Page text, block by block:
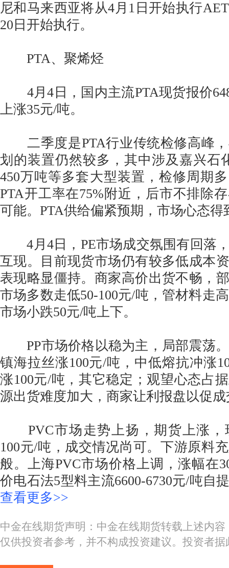
尼和马来西亚将从4月1日开始执行
20日开始执行。
PTA、聚烯烃
4月4日，国内主流PTA现货报价
上涨35元/吨。
二季度是PTA行业传统检修高峰，
划的装置仍然较多，其中涉及嘉兴石
450万吨等多套大型装置，检修周期
PTA开工率在75%附近，后市不排除
可能。PTA供给偏紧预期，市场心态得
4月4日，PE市场成交氛围有回落
互现。目前现货市场仍有较多低成本
表现略显僵持。商家高价出货不畅，
市场多数走低50-100元/吨，管材料走
市场小跌50元/吨上下。
PP市场价格以稳为主，局部震荡。
镇海拉丝涨100元/吨，中低熔抗冲涨
涨100元/吨，其它稳定；观望心态占
源出货难度加大，商家让利报盘以促
PVC市场走势上扬，期货上涨，
100元/吨，成交情况尚可。下游原料
般。上海PVC市场价格上调，涨幅在
价电石法5型料主流6600-6730元/吨自
查看更多>>
中金在线期货声明：中金在线期货转载上述内
仅供投资者参考，并不构成投资建议。投资者